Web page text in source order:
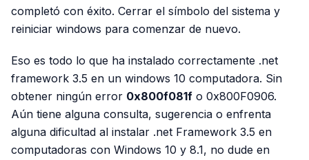
completó con éxito. Cerrar el símbolo del sistema y
reiniciar windows para comenzar de nuevo.
Eso es todo lo que ha instalado correctamente .net
framework 3.5 en un windows 10 computadora. Sin
obtener ningún error 0x800f081f o 0x800F0906.
Aún tiene alguna consulta, sugerencia o enfrenta
alguna dificultad al instalar .net Framework 3.5 en
computadoras con Windows 10 y 8.1, no dude en